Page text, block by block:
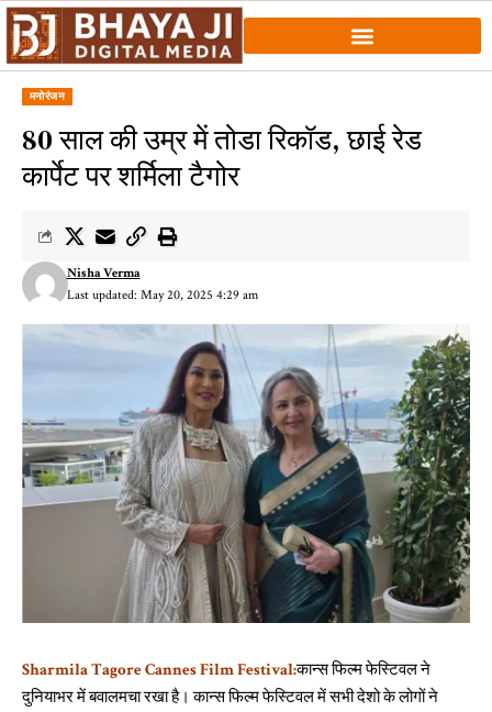
मनोरंजन
80 साल की उम्र में तोडा रिकॉड, छाई रेड
कार्पेट पर शर्मिला टैगोर
Last updated: May 20, 2025 4:29 am
Nisha Verma
Sharmila Tagore Cannes Film Festival:कान्स फिल्म फेस्टिवल ने
दुनियाभर में बवालमचा रखा है। कान्स फिल्म फेस्टिवल में सभी देशो के लोगों ने